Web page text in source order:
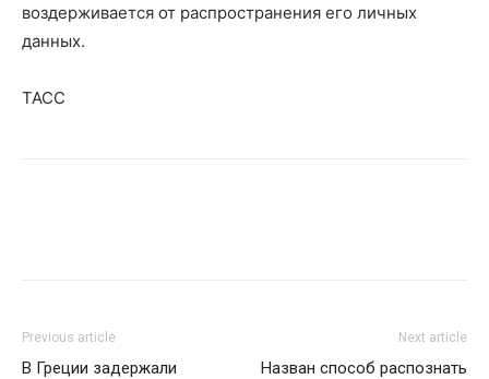
воздерживается от распространения его личных
данных.
ТАСС
Previous article
В Греции задержали
Next article
Назван способ распознать